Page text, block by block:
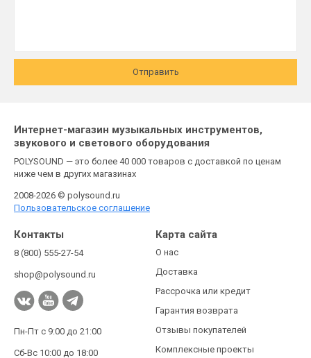
Отправить
Интернет-магазин музыкальных инструментов,
звукового и светового оборудования
POLYSOUND — это более 40 000 товаров с доставкой по ценам
ниже чем в других магазинах
2008-2026 © polysound.ru
Пользовательское соглашение
Контакты
8 (800) 555-27-54
shop@polysound.ru
Пн-Пт с 9:00 до 21:00
Сб-Вс 10:00 до 18:00
Карта сайта
О нас
Доставка
Рассрочка или кредит
Гарантия возврата
Отзывы покупателей
Комплексные проекты